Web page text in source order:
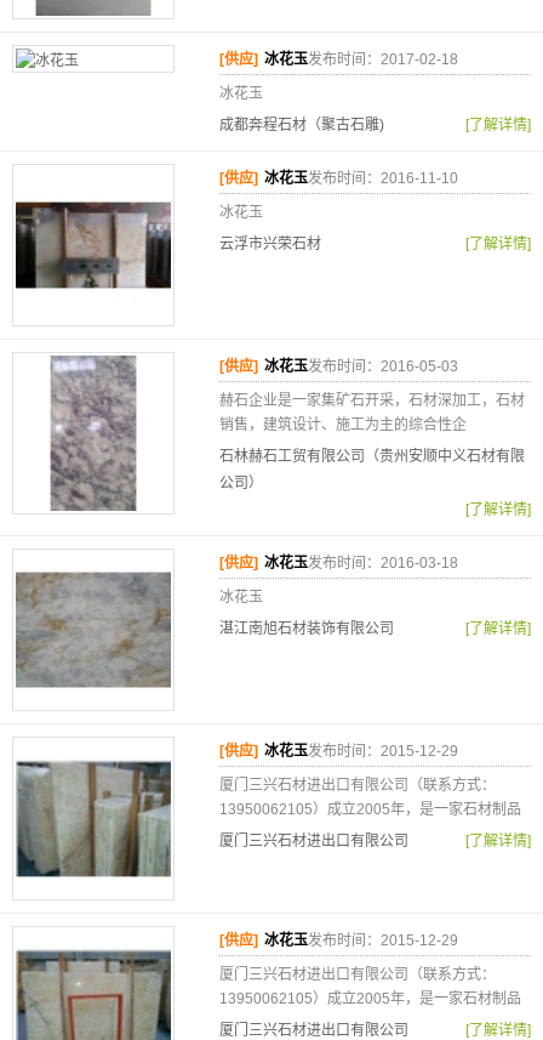
[供应] 冰花玉发布时间：2017-02-18
冰花玉
成都奔程石材（聚古石雕)
[了解详情]
[供应] 冰花玉发布时间：2016-11-10
冰花玉
云浮市兴荣石材
[了解详情]
[供应] 冰花玉发布时间：2016-05-03
赫石企业是一家集矿石开采，石材深加工，石材
销售，建筑设计、施工为主的综合性企
石林赫石工贸有限公司（贵州安顺中义石材有限
公司）
[了解详情]
[供应] 冰花玉发布时间：2016-03-18
冰花玉
湛江南旭石材装饰有限公司
[了解详情]
[供应] 冰花玉发布时间：2015-12-29
厦门三兴石材进出口有限公司（联系方式：
13950062105）成立2005年，是一家石材制品
厦门三兴石材进出口有限公司
[了解详情]
[供应] 冰花玉发布时间：2015-12-29
厦门三兴石材进出口有限公司（联系方式：
13950062105）成立2005年，是一家石材制品
厦门三兴石材进出口有限公司
[了解详情]